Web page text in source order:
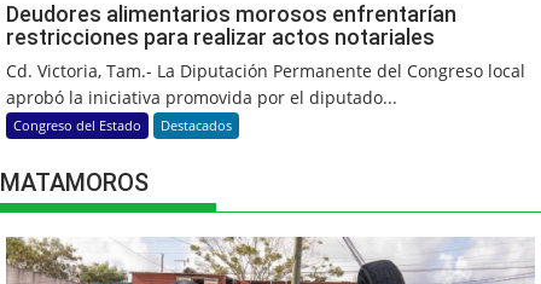
Deudores alimentarios morosos enfrentarían
restricciones para realizar actos notariales
Cd. Victoria, Tam.- La Diputación Permanente del Congreso local
aprobó la iniciativa promovida por el diputado...
Congreso del Estado Destacados
MATAMOROS